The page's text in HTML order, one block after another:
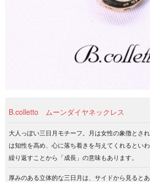
B.colletto ムーンダイヤネックレス
大人っぽい三日月モチーフ。月は女性の象徴とさ
は知性を高め、心に落ち着きを与えてくれるとい
繰り返すことから「成長」の意味もあります。
厚みのある立体的な三日月は、サイドから見ると